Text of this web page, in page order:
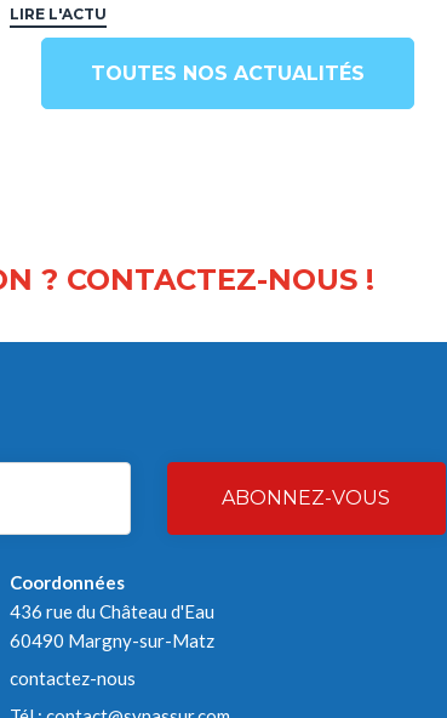
LIRE L'ACTU
TOUTES NOS ACTUALITÉS
? CONTACTEZ-NOUS !
ABONNEZ-VOUS
Coordonnées
436 rue du Château d'Eau
60490 Margny-sur-Matz
contactez-nous